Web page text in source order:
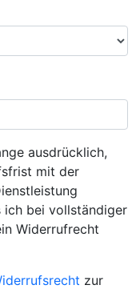
ausdrücklich,
mit der
ich bei vollständiger
Widerrufrecht
zur